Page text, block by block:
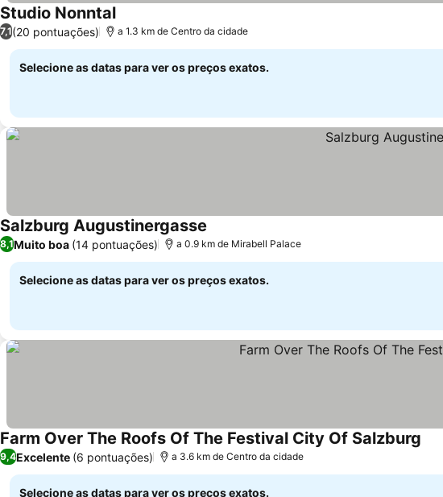
Studio Nonntal
7,1(20 pontuações) a 1.3 km de Centro da cidade
Selecione as datas para ver os preços exatos.
Salzburg Augustinergasse
8,1Muito boa (14 pontuações) a 0.9 km de Mirabell Palace
Selecione as datas para ver os preços exatos.
Farm Over The Roofs Of The Festival City Of Salzburg
9,4Excelente (6 pontuações) a 3.6 km de Centro da cidade
Selecione as datas para ver os preços exatos.